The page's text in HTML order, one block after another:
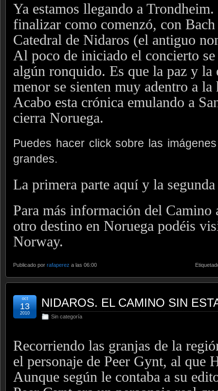
Ya estamos llegando a
finalizar como comenzó, con
Catedral de Nidaros (el antiguo
Al poco de iniciado el concierto se
algún ronquido. Es que la paz y la
menor se sienten muy adentro a la
Acabo esta crónica emulando a
cierra Noruega.
Puedes hacer click sobre las
grandes.
La primera parte aquí y la
Para más información del
otro destino en Noruega podéis
Norway.
Publicado por rafaperez a las 06:00
NIDAROS. EL CAMINO SIN
Sin categoría
oct
13
2010
Recorriendo las granjas de la
el personaje de Peer Gynt, al que
Aunque según le contaba a su